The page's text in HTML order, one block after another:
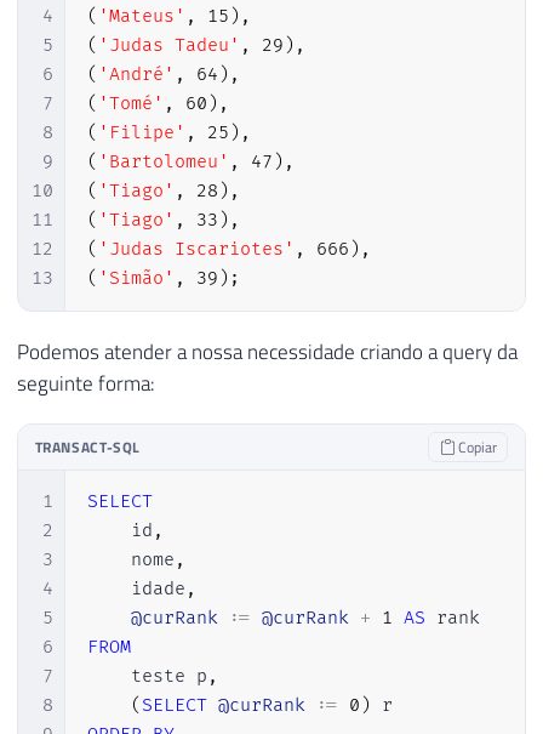
4
5
6
7
8
9
10
11
12
13
( 'Mateus' , 15 ) ,
( 'Judas Tadeu' , 29 ) ,
( 'André' , 64 ) ,
( 'Tomé' , 60 ) ,
( 'Filipe' , 25 ) ,
( 'Bartolomeu' , 47 ) ,
( 'Tiago' , 28 ) ,
( 'Tiago' , 33 ) ,
( 'Judas Iscariotes' , 666 ) ,
( 'Simão' , 39 ) ;
Podemos atender a nossa necessidade criando a query da
seguinte forma:
TRANSACT-SQL Copiar
1
2
3
4
5
6
7
8
SELECT
    id
,
    nome
,
    idade
,
@curRank := @curRank + 1 AS
FROM
    teste p
,
( SELECT @curRank := 0 )